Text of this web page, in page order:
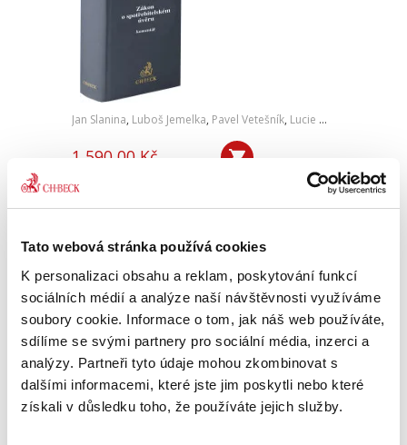
Tato webová stránka používá cookies
K personalizaci obsahu a reklam, poskytování funkcí
sociálních médií a analýze naší návštěvnosti využíváme
soubory cookie. Informace o tom, jak náš web používáte,
sdílíme se svými partnery pro sociální média, inzerci a
analýzy. Partneři tyto údaje mohou zkombinovat s
dalšími informacemi, které jste jim poskytli nebo které
získali v důsledku toho, že používáte jejich služby.
Jan Slanina, Luboš Jemelka, Pavel Vetešník, Lucie Wachtlová
1 590,00 Kč
Komentář odhaluje rozsáhlé změny v právní
úpravě, které zavádí nová právní úprava.
hypoteční úvěry poskytované spotřebitelům a
Dopravní právo